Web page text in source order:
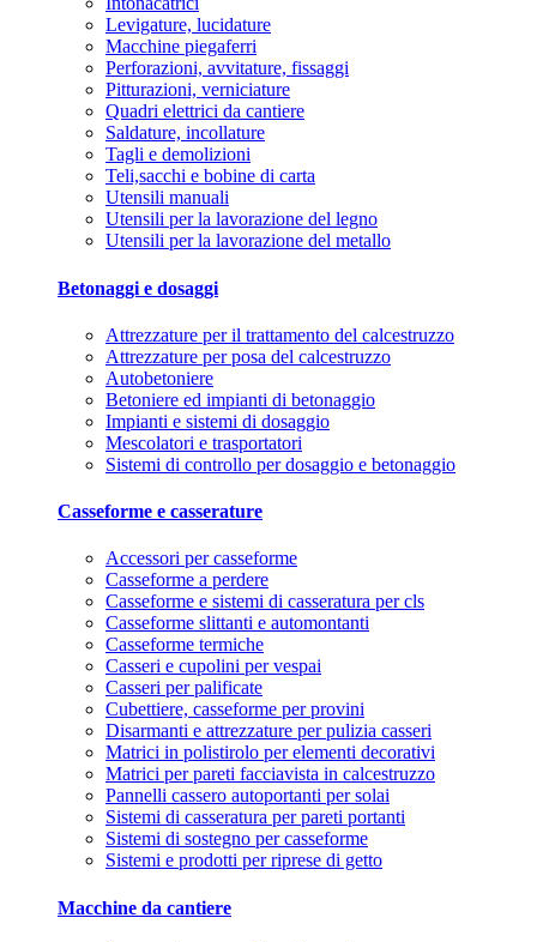
Levigature, lucidature
Macchine piegaferri
Perforazioni, avvitature, fissaggi
Pitturazioni, verniciature
Quadri elettrici da cantiere
Saldature, incollature
Tagli e demolizioni
Teli,sacchi e bobine di carta
Utensili manuali
Utensili per la lavorazione del legno
Utensili per la lavorazione del metallo
Betonaggi e dosaggi
Attrezzature per il trattamento del calcestruzzo
Attrezzature per posa del calcestruzzo
Autobetoniere
Betoniere ed impianti di betonaggio
Impianti e sistemi di dosaggio
Mescolatori e trasportatori
Sistemi di controllo per dosaggio e betonaggio
Casseforme e casserature
Accessori per casseforme
Casseforme a perdere
Casseforme e sistemi di casseratura per cls
Casseforme slittanti e automontanti
Casseforme termiche
Casseri e cupolini per vespai
Casseri per palificate
Cubettiere, casseforme per provini
Disarmanti e attrezzature per pulizia casseri
Matrici in polistirolo per elementi decorativi
Matrici per pareti facciavista in calcestruzzo
Pannelli cassero autoportanti per solai
Sistemi di casseratura per pareti portanti
Sistemi di sostegno per casseforme
Sistemi e prodotti per riprese di getto
Macchine da cantiere